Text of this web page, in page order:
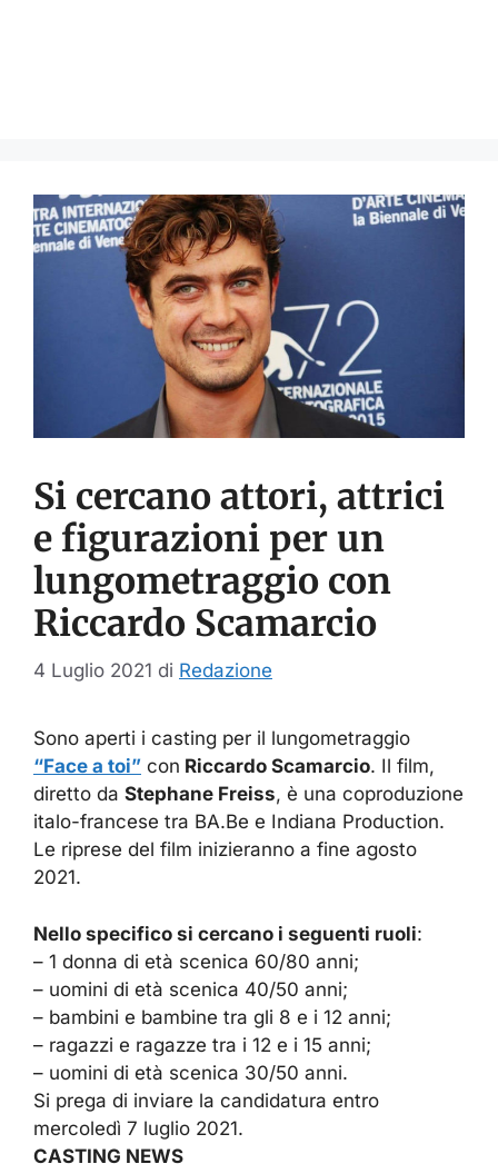
Si cercano attori, attrici
e figurazioni per un
lungometraggio con
Riccardo Scamarcio
4 Luglio 2021 di Redazione
Sono aperti i casting per il lungometraggio
“Face a toi” con Riccardo Scamarcio. Il film,
diretto da Stephane Freiss, è una coproduzione
italo-francese tra BA.Be e Indiana Production.
Le riprese del film inizieranno a fine agosto
2021.
Nello specifico si cercano i seguenti ruoli:
– 1 donna di età scenica 60/80 anni;
– uomini di età scenica 40/50 anni;
– bambini e bambine tra gli 8 e i 12 anni;
– ragazzi e ragazze tra i 12 e i 15 anni;
– uomini di età scenica 30/50 anni.
Si prega di inviare la candidatura entro
mercoledì 7 luglio 2021.
CASTING NEWS